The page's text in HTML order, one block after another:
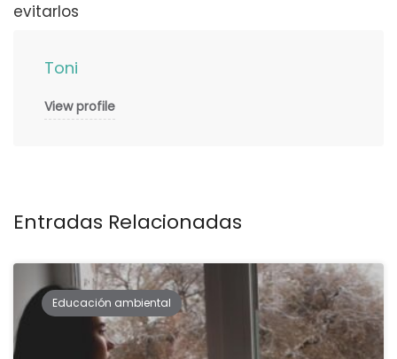
evitarlos
Toni
View profile
Entradas Relacionadas
Educación ambiental